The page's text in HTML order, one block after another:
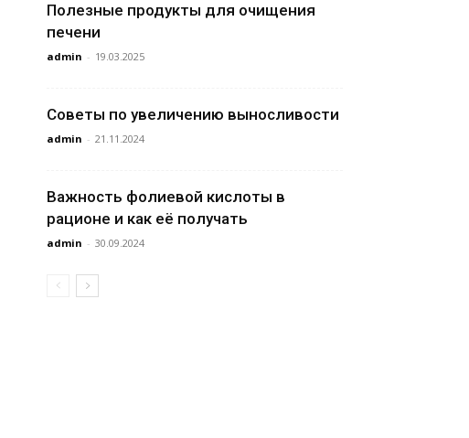
Полезные продукты для очищения
печени
admin - 19.03.2025
Советы по увеличению выносливости
admin - 21.11.2024
Важность фолиевой кислоты в
рационе и как её получать
admin - 30.09.2024